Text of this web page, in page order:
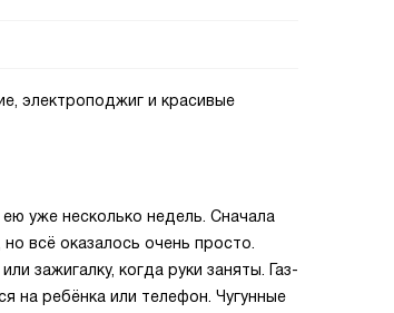
электроподжиг и красивые
уже несколько недель. Сначала
всё оказалось очень просто.
зажигалку, когда руки заняты. Газ-
на ребёнка или телефон. Чугунные